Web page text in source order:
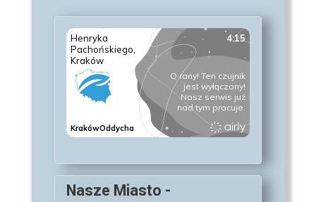
Nasze Miasto -